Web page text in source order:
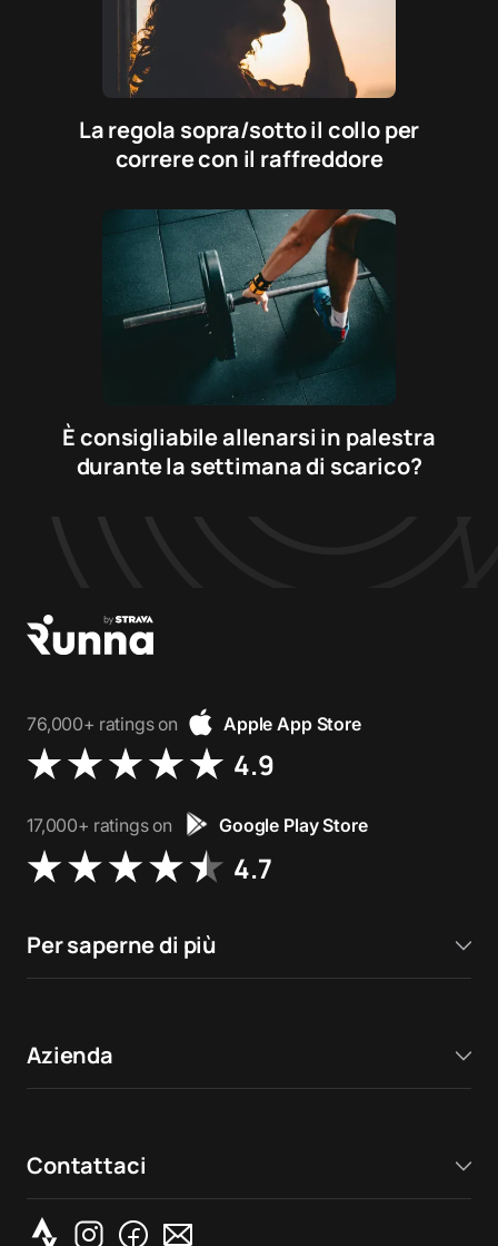
La regola sopra/sotto il collo per
correre con il raffreddore
È consigliabile allenarsi in palestra
durante la settimana di scarico?
76,000+ ratings on Apple App Store
4.9
17,000+ ratings on Google Play Store
4.7
Per saperne di più
Azienda
Contattaci